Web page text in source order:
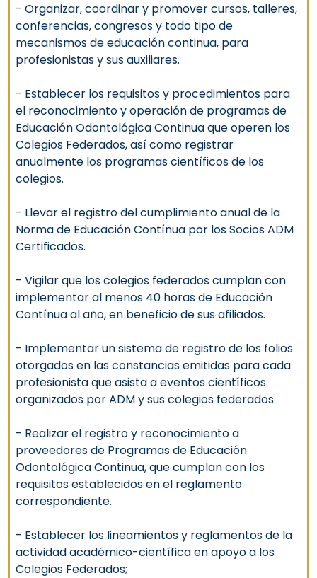
- Organizar, coordinar y promover cursos, talleres,
conferencias, congresos y todo tipo de
mecanismos de educación continua, para
profesionistas y sus auxiliares.
- Establecer los requisitos y procedimientos para
el reconocimiento y operación de programas de
Educación Odontológica Continua que operen los
Colegios Federados, así como registrar
anualmente los programas científicos de los
colegios.
- Llevar el registro del cumplimiento anual de la
Norma de Educación Contínua por los Socios ADM
Certificados.
- Vigilar que los colegios federados cumplan con
implementar al menos 40 horas de Educación
Contínua al año, en beneficio de sus afiliados.
- Implementar un sistema de registro de los folios
otorgados en las constancias emitidas para cada
profesionista que asista a eventos científicos
organizados por ADM y sus colegios federados
- Realizar el registro y reconocimiento a
proveedores de Programas de Educación
Odontológica Continua, que cumplan con los
requisitos establecidos en el reglamento
correspondiente.
- Establecer los lineamientos y reglamentos de la
actividad académico-científica en apoyo a los
Colegios Federados;